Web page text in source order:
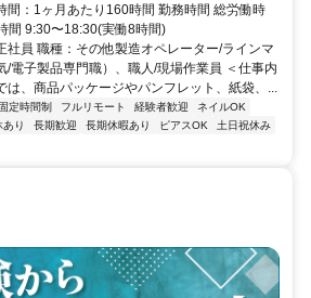
間：1ヶ月あたり160時間 勤務時間 総労働時
間 9:30〜18:30(実働8時間)
社員 職種：その他製造オペレーター/ラインマ
/電子製品専門職）、職人/現場作業員 ＜仕事内
、商品パッケージやパンフレット、紙袋、...
固定時間制 フルリモート 経験者歓迎
ネイルOK
あり 長期歓迎 長期休暇あり ピアスOK
土日祝休み